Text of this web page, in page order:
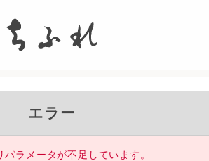
エラー
パラメータが不足しています。